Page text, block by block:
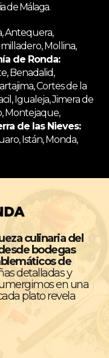
de Málaga.
Antequera,
Mollina,
de Ronda:
Benadalid,
Cortes de la
Igualeja, Jimera de
Montejaque,
de las Nieves:
Istán, Monda,
culinaria del
bodegas
de
detalladas y
en una
plato revela